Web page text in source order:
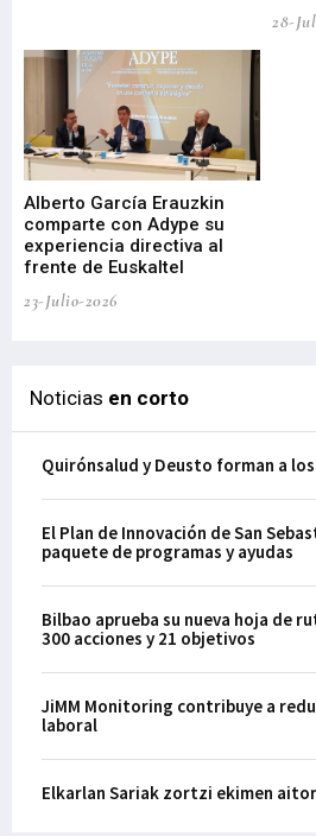
28-
Alberto García Erauzkin
comparte con Adype su
experiencia directiva al
frente de Euskaltel
23-Julio-2026
Noticias en corto
Quirónsalud y Deusto forman a
El Plan de Innovación de San
paquete de programas y ayudas
Bilbao aprueba su nueva hoja de
300 acciones y 21 objetivos
JiMM Monitoring contribuye a
laboral
Elkarlan Sariak zortzi ekimen